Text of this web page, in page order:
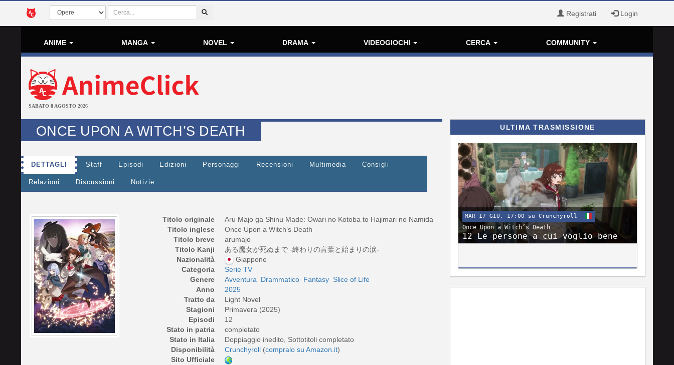
Registrati Login
ANIME MANGA NOVEL DRAMA VIDEOGIOCHI CERCA COMMUNITY
SABATO 8 AGOSTO 2026
ONCE UPON A WITCH’S DEATH
DETTAGLI Staff Episodi Edizioni Personaggi Recensioni Multimedia Consigli
Relazioni Discussioni Notizie
Titolo originale
Aru Majo ga Shinu Made: Owari no Kotoba to Hajimari no Namida
Titolo inglese
Once Upon a Witch’s Death
Titolo breve
arumajo
Titolo Kanji
ある魔女が死ぬまで -終わりの言葉と始まりの涙-
Nazionalità
Giappone
Categoria
Serie TV
Genere
Avventura Drammatico Fantasy Slice of Life
Anno
2025
Tratto da
Light Novel
Stagioni
Primavera (2025)
Episodi
12
Stato in patria
completato
Stato in Italia
Doppiaggio inedito, Sottotitoli completato
Disponibilità
Crunchyroll (compralo su Amazon.it)
Sito Ufficiale
ULTIMA TRASMISSIONE
MAR 17 GIU, 17:00 su Crunchyroll
Once Upon a Witch’s Death
12 Le persone a cui voglio bene